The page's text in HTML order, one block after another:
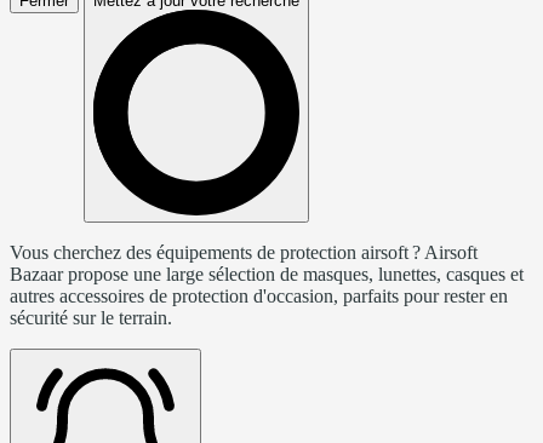
Vous cherchez des équipements de protection airsoft ? Airsoft
Bazaar propose une large sélection de masques, lunettes, casques et
autres accessoires de protection d'occasion, parfaits pour rester en
sécurité sur le terrain.